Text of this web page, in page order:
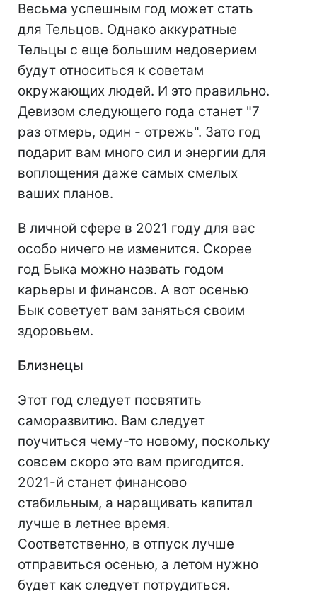
Весьма успешным год может стать
для Тельцов. Однако аккуратные
Тельцы с еще большим недоверием
будут относиться к советам
окружающих людей. И это правильно.
Девизом следующего года станет "7
раз отмерь, один - отрежь". Зато год
подарит вам много сил и энергии для
воплощения даже самых смелых
ваших планов.
В личной сфере в 2021 году для вас
особо ничего не изменится. Скорее
год Быка можно назвать годом
карьеры и финансов. А вот осенью
Бык советует вам заняться своим
здоровьем.
Близнецы
Этот год следует посвятить
саморазвитию. Вам следует
поучиться чему-то новому, поскольку
совсем скоро это вам пригодится.
2021-й станет финансово
стабильным, а наращивать капитал
лучше в летнее время.
Соответственно, в отпуск лучше
отправиться осенью, а летом нужно
будет как следует потрудиться.